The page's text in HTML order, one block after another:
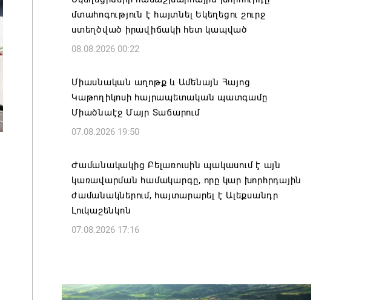
մտահոգություն է հայտնել Եկեղեցու շուրջ
ստեղծված իրավիճակի հետ կապված
08.08.2026 00:22
Միասնական աղոթք և Ամենայն Հայոց
Կաթողիկոսի հայրապետական պատգամը
Միածնաէջ Մայր Տաճարում
07.08.2026 19:50
Ժամանակակից Բելառուսին պակասում է այն
կառավարման համակարգը, որը կար խորհրդային
ժամանակներում, հայտարարել է Ալեքսանդր
Լուկաշենկոն
07.08.2026 17:16
Հանրապետություն